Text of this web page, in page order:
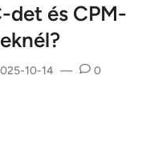
det és CPM-
10-14 — 0